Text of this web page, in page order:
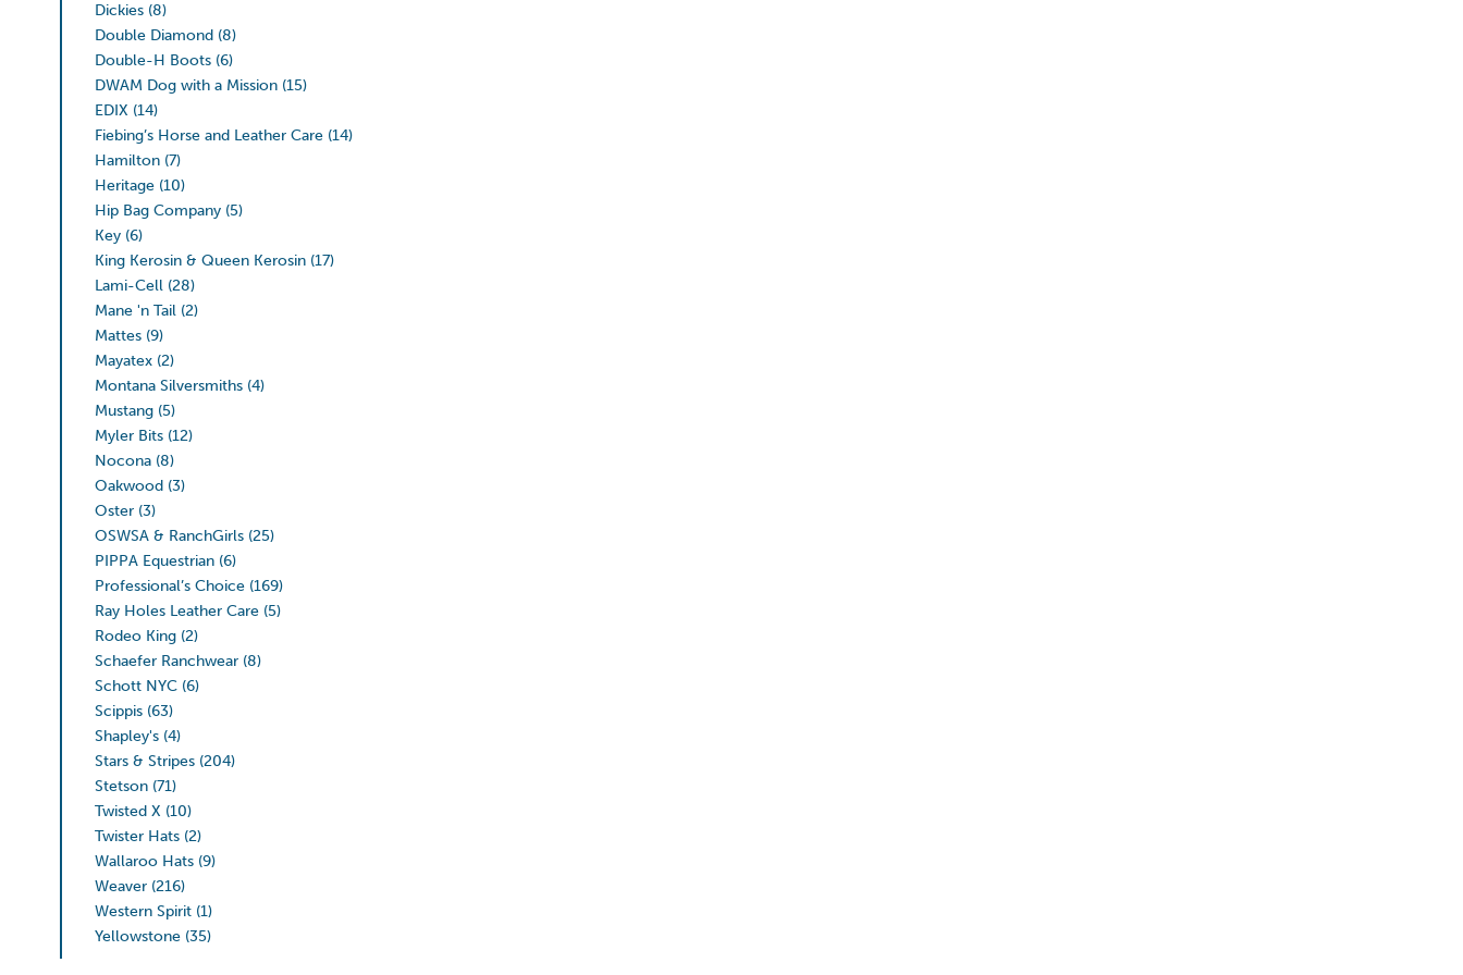
Dickies (8)
Double Diamond (8)
Double-H Boots (6)
DWAM Dog with a Mission (15)
EDIX (14)
Fiebing’s Horse and Leather Care (14)
Hamilton (7)
Heritage (10)
Hip Bag Company (5)
Key (6)
King Kerosin & Queen Kerosin (17)
Lami-Cell (28)
Mane 'n Tail (2)
Mattes (9)
Mayatex (2)
Montana Silversmiths (4)
Mustang (5)
Myler Bits (12)
Nocona (8)
Oakwood (3)
Oster (3)
OSWSA & RanchGirls (25)
PIPPA Equestrian (6)
Professional’s Choice (169)
Ray Holes Leather Care (5)
Rodeo King (2)
Schaefer Ranchwear (8)
Schott NYC (6)
Scippis (63)
Shapley's (4)
Stars & Stripes (204)
Stetson (71)
Twisted X (10)
Twister Hats (2)
Wallaroo Hats (9)
Weaver (216)
Western Spirit (1)
Yellowstone (35)